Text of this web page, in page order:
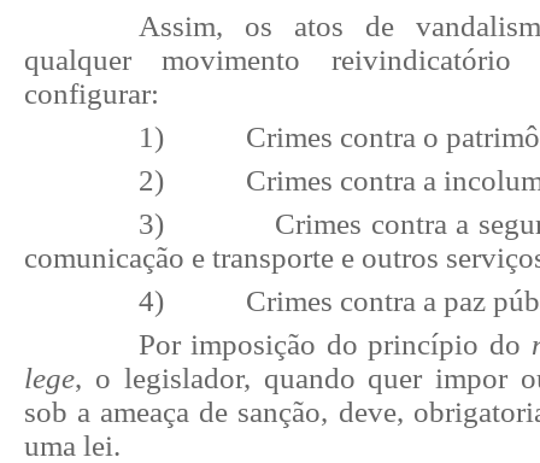
Assim, os atos de
qualquer movimento reivindicatório
configurar:
1)
Crimes contra o
2)
Crimes contra a
3)
Crimes contra a
comunicação e transporte e outros
4)
Crimes contra a paz
Por imposição do princípio do
lege, o legislador, quando quer impor
sob a ameaça de sanção, deve,
uma lei.